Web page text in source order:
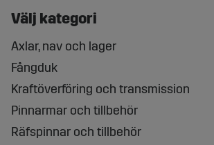
Välj kategori
Axlar, nav och lager
Fångduk
Kraftöverföring och transmission
Pinnarmar och tillbehör
Räfspinnar och tillbehör